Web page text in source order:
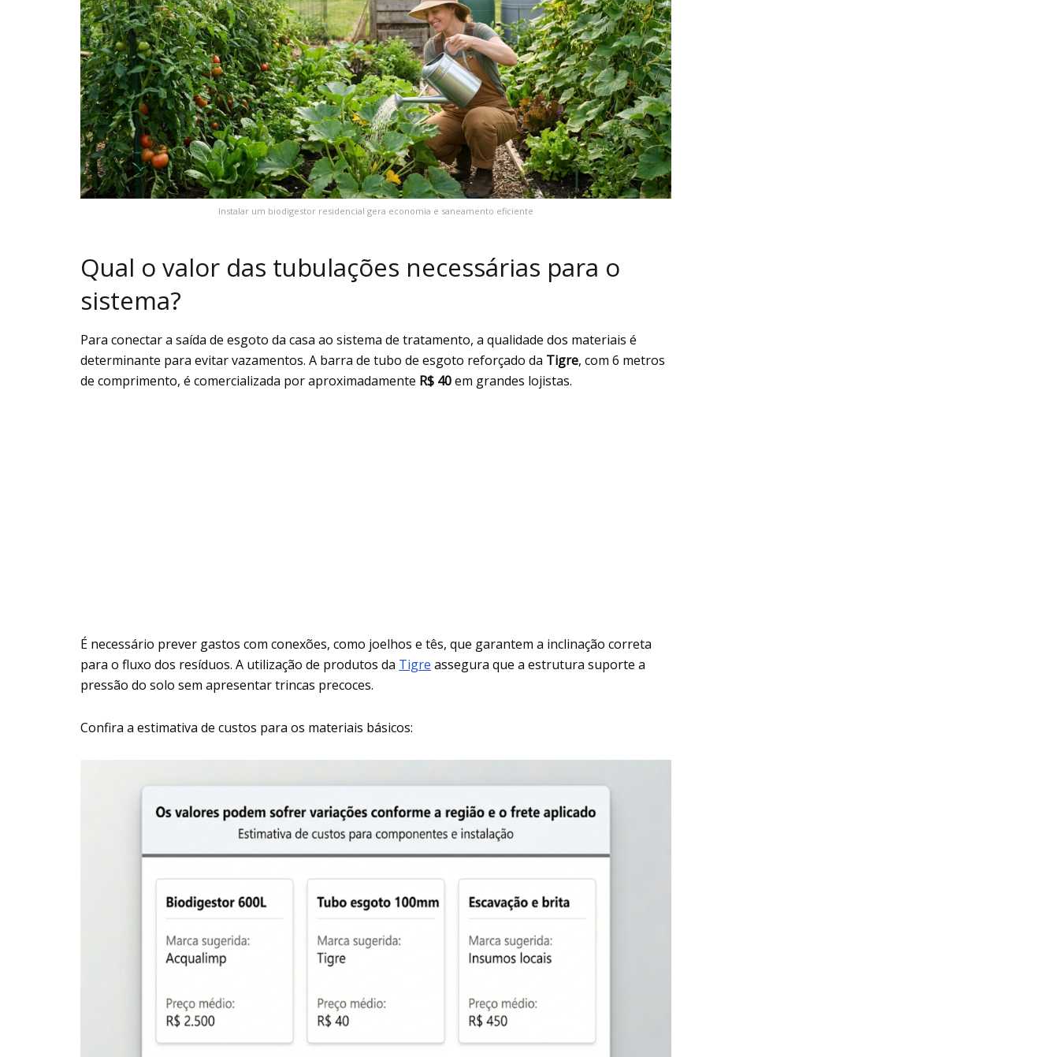
Instalar um biodigestor residencial gera economia e saneamento eficiente
Qual o valor das tubulações necessárias para o
sistema?
Para conectar a saída de esgoto da casa ao sistema de tratamento, a qualidade dos materiais é
determinante para evitar vazamentos. A barra de tubo de esgoto reforçado da Tigre, com 6 metros
de comprimento, é comercializada por aproximadamente R$ 40em grandes lojistas.
É necessário prever gastos com conexões, como joelhos e tês, que garantem a inclinação correta
para o fluxo dos resíduos. A utilização de produtos da Tigre assegura que a estrutura suporte a
pressão do solo sem apresentar trincas precoces.
Confira a estimativa de custos para os materiais básicos: